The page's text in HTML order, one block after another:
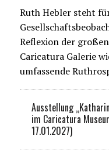
Ruth Hebler steht
Reflexion der
Caricatura Galerie
umfassende
Ausstellung
im Caricatura
17.01.2027)